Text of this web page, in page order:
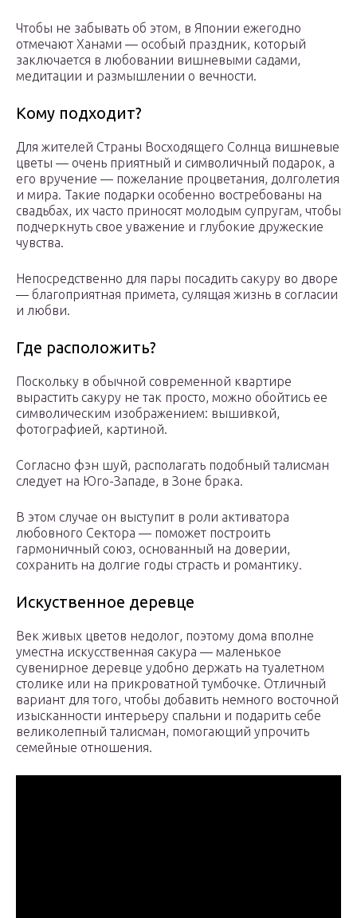
Чтобы не забывать об этом, в Японии ежегодно
отмечают Ханами — особый праздник, который
заключается в любовании вишневыми садами,
медитации и размышлении о вечности.
Кому подходит?
Для жителей Страны Восходящего Солнца вишневые
цветы — очень приятный и символичный подарок, а
его вручение — пожелание процветания, долголетия
и мира. Такие подарки особенно востребованы на
свадьбах, их часто приносят молодым супругам, чтобы
подчеркнуть свое уважение и глубокие дружеские
чувства.
Непосредственно для пары посадить сакуру во дворе
— благоприятная примета, сулящая жизнь в согласии
и любви.
Где расположить?
Поскольку в обычной современной квартире
вырастить сакуру не так просто, можно обойтись ее
символическим изображением: вышивкой,
фотографией, картиной.
Согласно фэн шуй, располагать подобный талисман
следует на Юго-Западе, в Зоне брака.
В этом случае он выступит в роли активатора
любовного Сектора — поможет построить
гармоничный союз, основанный на доверии,
сохранить на долгие годы страсть и романтику.
Искуственное деревце
Век живых цветов недолог, поэтому дома вполне
уместна искусственная сакура — маленькое
сувенирное деревце удобно держать на туалетном
столике или на прикроватной тумбочке. Отличный
вариант для того, чтобы добавить немного восточной
изысканности интерьеру спальни и подарить себе
великолепный талисман, помогающий упрочить
семейные отношения.